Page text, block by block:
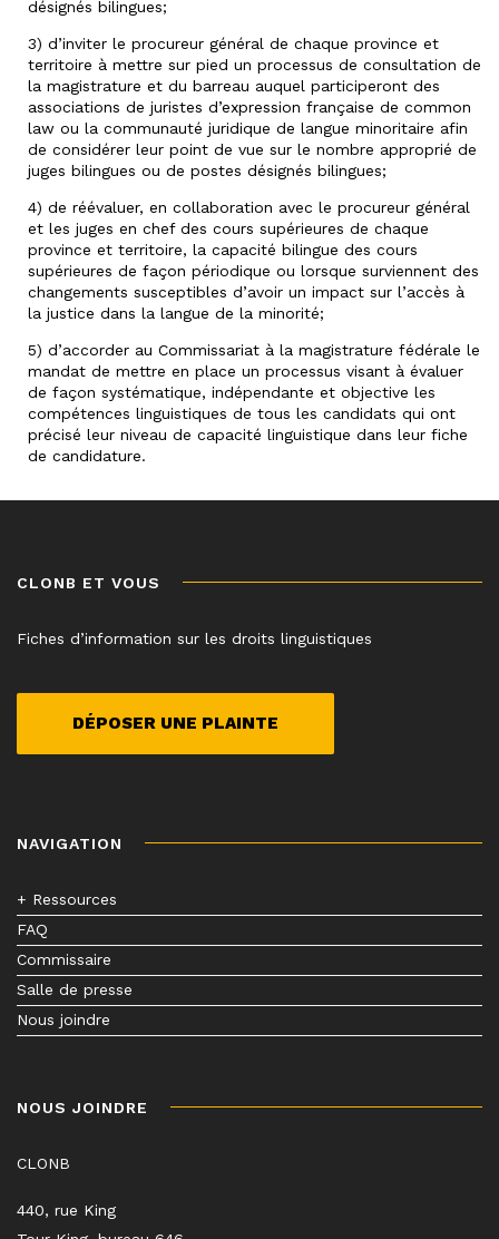
désignés bilingues;
3) d’inviter le procureur général de chaque province et
territoire à mettre sur pied un processus de consultation de
la magistrature et du barreau auquel participeront des
associations de juristes d’expression française de common
law ou la communauté juridique de langue minoritaire afin
de considérer leur point de vue sur le nombre approprié de
juges bilingues ou de postes désignés bilingues;
4) de réévaluer, en collaboration avec le procureur général
et les juges en chef des cours supérieures de chaque
province et territoire, la capacité bilingue des cours
supérieures de façon périodique ou lorsque surviennent des
changements susceptibles d’avoir un impact sur l’accès à
la justice dans la langue de la minorité;
5) d’accorder au Commissariat à la magistrature fédérale le
mandat de mettre en place un processus visant à évaluer
de façon systématique, indépendante et objective les
compétences linguistiques de tous les candidats qui ont
précisé leur niveau de capacité linguistique dans leur fiche
de candidature.
CLONB ET VOUS
Fiches d’information sur les droits linguistiques
DÉPOSER UNE PLAINTE
NAVIGATION
+ Ressources
FAQ
Commissaire
Salle de presse
Nous joindre
NOUS JOINDRE
CLONB
440, rue King